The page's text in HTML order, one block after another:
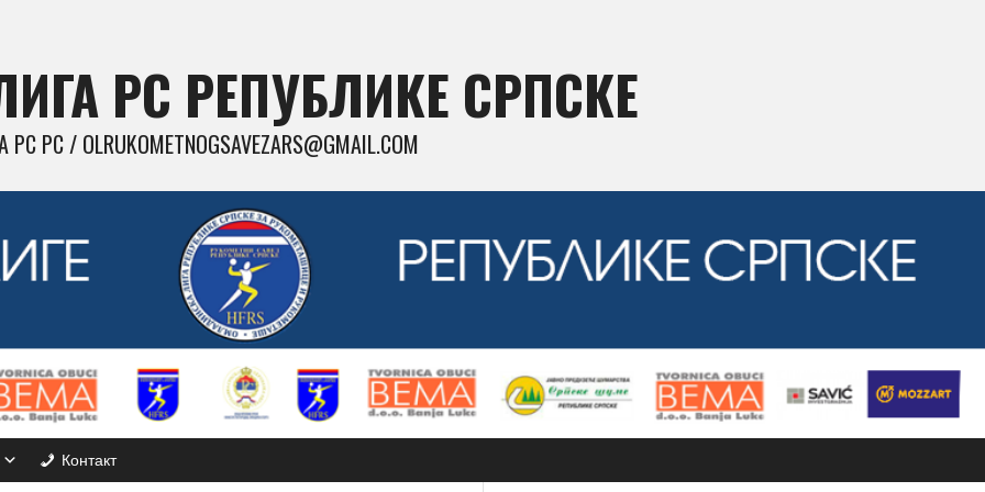
РС РЕПУБЛИКЕ СРПСКЕ
/ OLRUKOMETNOGSAVEZARS@GMAIL.COM
Контакт